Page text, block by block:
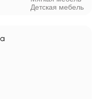
Детская мебель